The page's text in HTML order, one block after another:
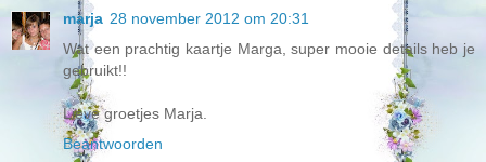
marja 28 november 2012 om 20:31
Wat een prachtig kaartje Marga, super mooie details heb je
gebruikt!!
Lieve groetjes Marja.
Beantwoorden